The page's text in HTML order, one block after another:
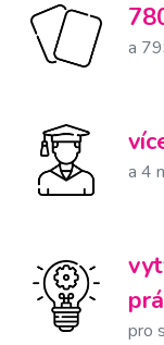
a
a 4
pro